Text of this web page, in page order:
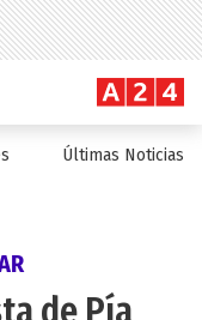
Últimas Noticias